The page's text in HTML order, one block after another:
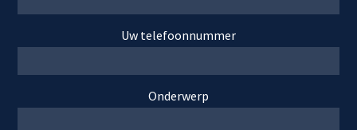
Uw telefoonnummer
Onderwerp